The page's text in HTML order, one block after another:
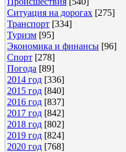
Ситуация на дорогах [275]
Транспорт [334]
Туризм [95]
Экономика и финансы [96]
Спорт [278]
Погода [89]
2014 год [336]
2015 год [840]
2016 год [837]
2017 год [842]
2018 год [802]
2019 год [824]
2020 год [768]